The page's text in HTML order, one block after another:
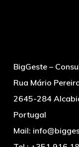
BigGeste –
Rua Mário
2645-284
Portugal
Mail: